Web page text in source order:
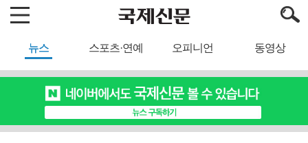
뉴스 스포츠·연예 오피니언 동영상